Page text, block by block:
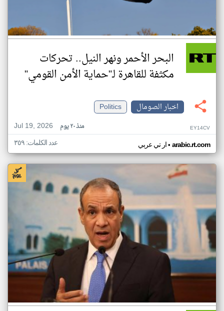
البحر الأحمر ونهر النيل.. تحركات
مكثفة للقاهرة لـ"حماية الأمن القومي"
اخبار الصومال
Politics
Jul 19, 2026
منذ ٢٠ يوم EY14CV
ار تي عربي• arabic.rt.com عدد الكلمات: ٣٥٩